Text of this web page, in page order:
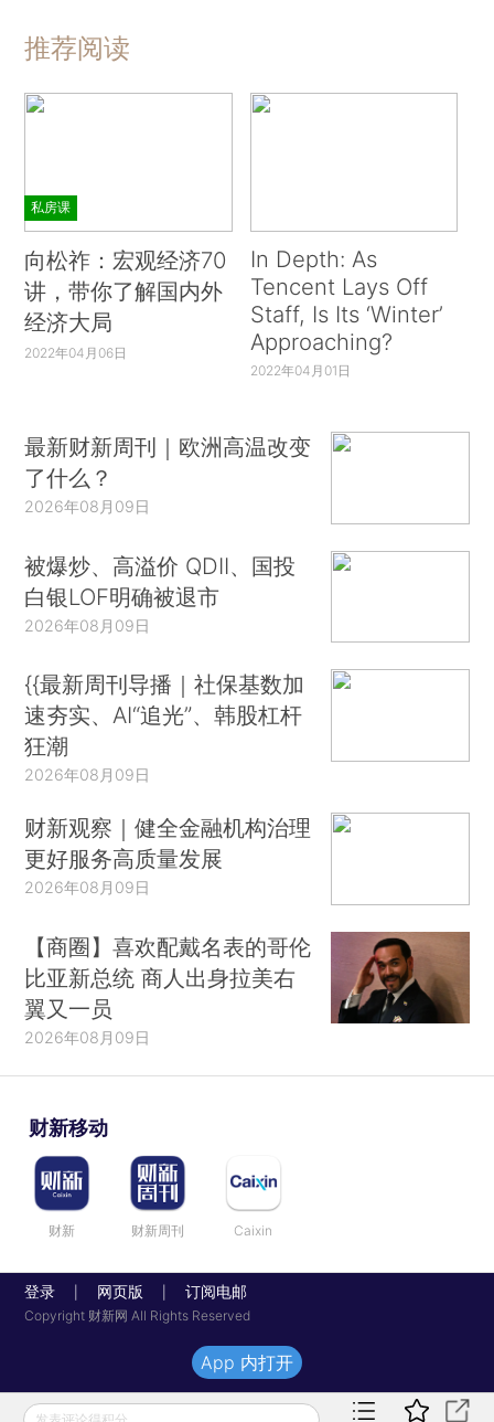
推荐阅读
私房课
向松祚：宏观经济70
讲，带你了解国内外
经济大局
2022年04月06日
In Depth: As
Tencent Lays Off
Staff, Is Its ‘Winter’
Approaching?
2022年04月01日
最新财新周刊｜欧洲高温改变
了什么？
2026年08月09日
被爆炒、高溢价 QDII、国投
白银LOF明确被退市
2026年08月09日
{{最新周刊导播｜社保基数加
速夯实、AI“追光”、韩股杠杆
狂潮
2026年08月09日
财新观察｜健全金融机构治理
更好服务高质量发展
2026年08月09日
【商圈】喜欢配戴名表的哥伦
比亚新总统 商人出身拉美右
翼又一员
2026年08月09日
财新移动
财新 财新周刊 Caixin
登录 网页版 订阅电邮
Copyright 财新网 All Rights Reserved
发表评论得积分
App 内打开